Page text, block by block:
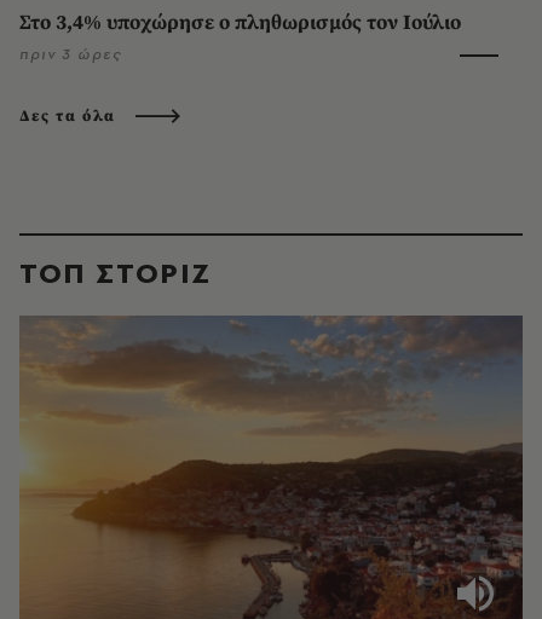
Στο 3,4% υποχώρησε ο πληθωρισμός τον Ιούλιο
πριν 3 ώρες
Δες τα όλα
ΤΟΠ ΣΤΟΡΙΖ